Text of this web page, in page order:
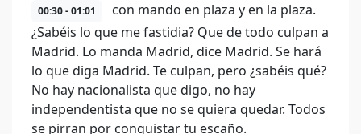
00:30 - 01:01
con mando en plaza y en la plaza.
¿Sabéis lo que me fastidia? Que de todo culpan a
Madrid. Lo manda Madrid, dice Madrid. Se hará
lo que diga Madrid. Te culpan, pero ¿sabéis qué?
No hay nacionalista que digo, no hay
independentista que no se quiera quedar. Todos
se pirran por conquistar tu escaño.